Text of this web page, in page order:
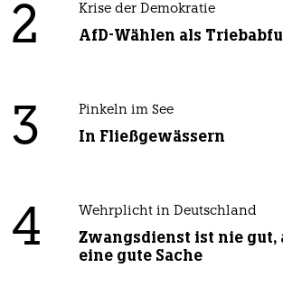
2 Krise der Demokratie
AfD-Wählen als
3 Pinkeln im See
In Fließgewässern
4 Wehrplicht in Deutschland
Zwangsdienst ist nie
eine gute Sache